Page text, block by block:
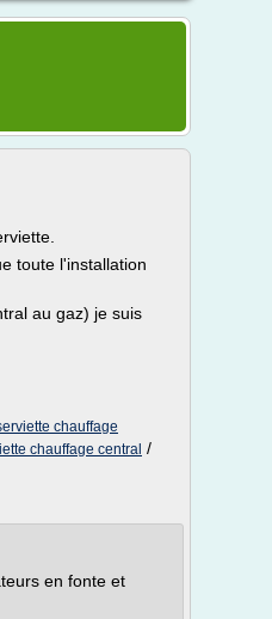
toute l'installation
au gaz) je suis
chauffage
chauffage central /
en fonte et